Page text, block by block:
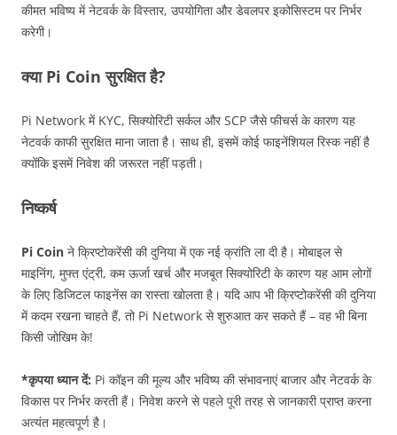
कीमत भविष्य में नेटवर्क के विस्तार, उपयोगिता और डेवलपर इकोसिस्टम पर निर्भर
करेगी।
क्या Pi Coin सुरक्षित है?
Pi Network में KYC, सिक्योरिटी सर्कल और SCP जैसे फीचर्स के कारण यह
नेटवर्क काफी सुरक्षित माना जाता है। साथ ही, इसमें कोई फाइनेंशियल रिस्क नहीं है
क्योंकि इसमें निवेश की जरूरत नहीं पड़ती।
निष्कर्ष
Pi Coin ने क्रिप्टोकरेंसी की दुनिया में एक नई क्रांति ला दी है। मोबाइल से
माइनिंग, मुफ्त एंट्री, कम ऊर्जा खर्च और मजबूत सिक्योरिटी के कारण यह आम लोगों
के लिए डिजिटल फाइनेंस का रास्ता खोलता है। यदि आप भी क्रिप्टोकरेंसी की दुनिया
में कदम रखना चाहते हैं, तो Pi Network से शुरुआत कर सकते हैं – वह भी बिना
किसी जोखिम के!
*कृपया ध्यान दें: Pi कॉइन की मूल्य और भविष्य की संभावनाएं बाजार और नेटवर्क के
विकास पर निर्भर करती हैं। निवेश करने से पहले पूरी तरह से जानकारी प्राप्त करना
अत्यंत महत्वपूर्ण है।